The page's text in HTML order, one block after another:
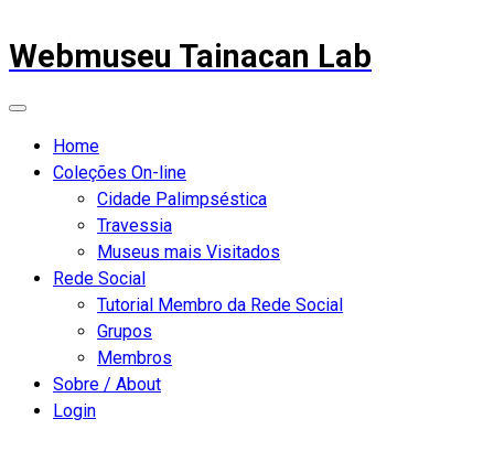
Webmuseu Tainacan Lab
Home
Coleções On-line
Cidade Palimpséstica
Travessia
Museus mais Visitados
Rede Social
Tutorial Membro da Rede Social
Grupos
Membros
Sobre / About
Login